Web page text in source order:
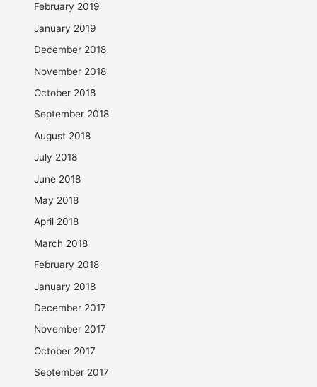
February 2019
January 2019
December 2018
November 2018
October 2018
September 2018
August 2018
July 2018
June 2018
May 2018
April 2018
March 2018
February 2018
January 2018
December 2017
November 2017
October 2017
September 2017